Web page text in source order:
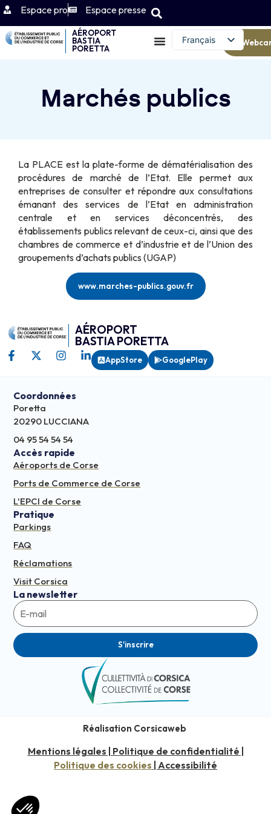
Espace pro Espace presse
AÉROPORT
BASTIA
PORETTA
Français
Marchés publics
La PLACE est la plate-forme de dématérialisation des
procédures de marché de l’Etat. Elle permet aux
entreprises de consulter et répondre aux consultations
émanant des services de l’Etat en administration
centrale et en services déconcentrés, des
établissements publics relevant de ceux-ci, ainsi que des
chambres de commerce et d’industrie et de l’Union des
groupements d’achats publics (UGAP)
www.marches-publics.gouv.fr
AÉROPORT
BASTIA PORETTA
AppStore GooglePlay
Coordonnées
Poretta
20290 LUCCIANA
04 95 54 54 54
Accès rapide
Aéroports de Corse
Ports de Commerce de Corse
L'EPCI de Corse
Pratique
Parkings
FAQ
Réclamations
Visit Corsica
La newsletter
S'inscrire
Réalisation Corsicaweb
Mentions légales Politique de confidentialité
Politique des cookies Accessibilité